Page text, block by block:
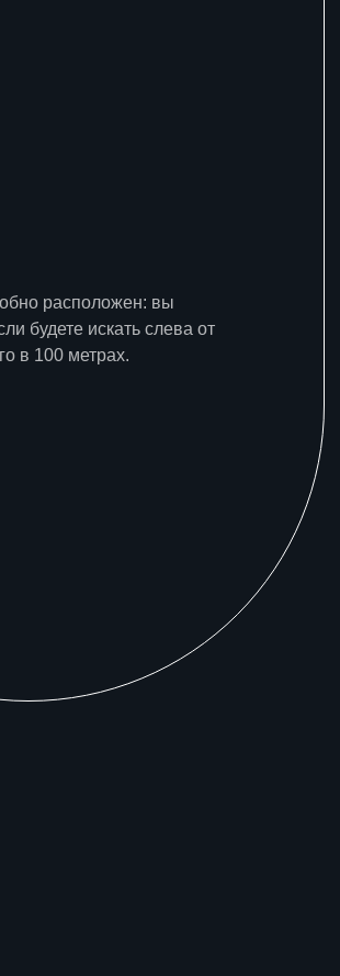
расположен: вы
будете искать слева от
в 100 метрах.